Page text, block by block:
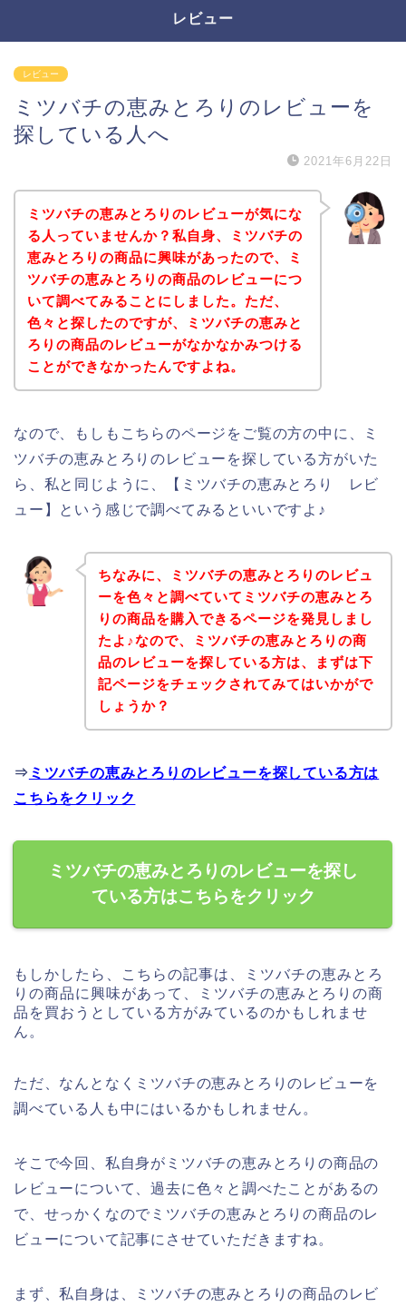
レビュー
レビュー
ミツバチの恵みとろりのレビューを
探している人へ
2021年6月22日
ミツバチの恵みとろりのレビューが気にな
る人っていませんか？私自身、ミツバチの
恵みとろりの商品に興味があったので、ミ
ツバチの恵みとろりの商品のレビューにつ
いて調べてみることにしました。ただ、
色々と探したのですが、ミツバチの恵みと
ろりの商品のレビューがなかなかみつける
ことができなかったんですよね。
なので、もしもこちらのページをご覧の方の中に、ミ
ツバチの恵みとろりのレビューを探している方がいた
ら、私と同じように、【ミツバチの恵みとろり レビ
ュー】という感じで調べてみるといいですよ♪
ちなみに、ミツバチの恵みとろりのレビュ
ーを色々と調べていてミツバチの恵みとろ
りの商品を購入できるページを発見しまし
たよ♪なので、ミツバチの恵みとろりの商
品のレビューを探している方は、まずは下
記ページをチェックされてみてはいかがで
しょうか？
⇒ ミツバチの恵みとろりのレビューを探している方は
こちらをクリック
ミツバチの恵みとろりのレビューを探し
ている方はこちらをクリック
もしかしたら、こちらの記事は、ミツバチの恵みとろ
りの商品に興味があって、ミツバチの恵みとろりの商
品を買おうとしている方がみているのかもしれませ
ん。
ただ、なんとなくミツバチの恵みとろりのレビューを
調べている人も中にはいるかもしれません。
そこで今回、私自身がミツバチの恵みとろりの商品の
レビューについて、過去に色々と調べたことがあるの
で、せっかくなのでミツバチの恵みとろりの商品のレ
ビューについて記事にさせていただきますね。
まず、私自身は、ミツバチの恵みとろりの商品のレビ